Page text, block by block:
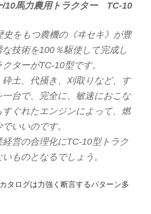
/10馬力農用トラクター TC-10
史をもつ農機の《ヰセキ》が豊
技術を100％駆使して完成し
ターがTC-10型です。
土、代掻き、刈取りなど、す
台で、完全に、敏速におこな
すぐれたエンジンによって、燃
いいのです。
営の合理化にTC-10型トラク
ものとなるでしょう。
タログは力強く断言するパターン多